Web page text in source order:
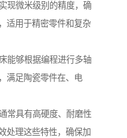
现微米级别的精度，确
适用于精密零件和复杂
能够根据编程进行多轴
满足陶瓷零件在、电
常具有高硬度、耐磨性
处理这些特性，确保加